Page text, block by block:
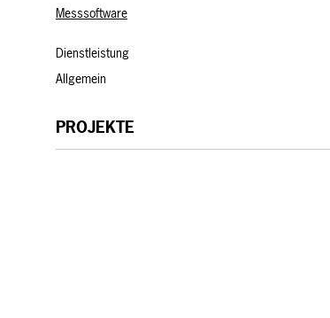
Messsoftware
Dienstleistung
Allgemein
PROJEKTE